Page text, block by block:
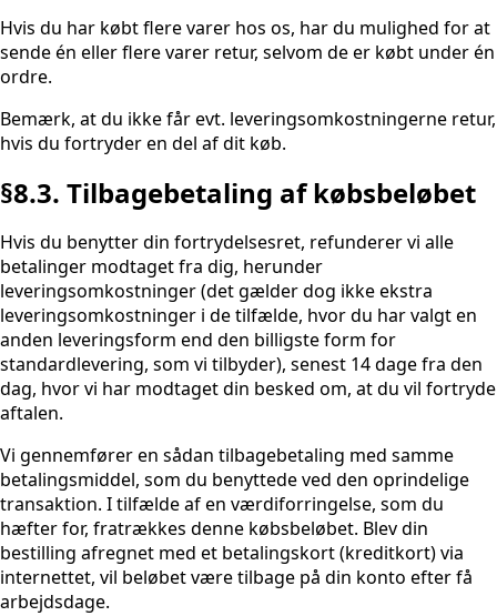
Hvis du har købt flere varer hos os, har du mulighed for at
sende én eller flere varer retur, selvom de er købt under én
ordre.
Bemærk, at du ikke får evt. leveringsomkostningerne retur,
hvis du fortryder en del af dit køb.
§8.3. Tilbagebetaling af købsbeløbet
Hvis du benytter din fortrydelsesret, refunderer vi alle
betalinger modtaget fra dig, herunder
leveringsomkostninger (det gælder dog ikke ekstra
leveringsomkostninger i de tilfælde, hvor du har valgt en
anden leveringsform end den billigste form for
standardlevering, som vi tilbyder), senest 14 dage fra den
dag, hvor vi har modtaget din besked om, at du vil fortryde
aftalen.
Vi gennemfører en sådan tilbagebetaling med samme
betalingsmiddel, som du benyttede ved den oprindelige
transaktion. I tilfælde af en værdiforringelse, som du
hæfter for, fratrækkes denne købsbeløbet. Blev din
bestilling afregnet med et betalingskort (kreditkort) via
internettet, vil beløbet være tilbage på din konto efter få
arbejdsdage.